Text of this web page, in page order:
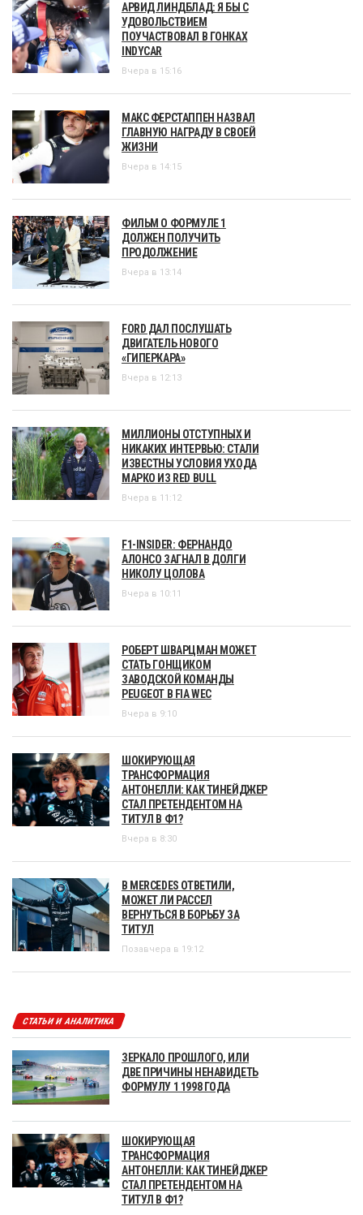
АРВИД ЛИНДБЛАД: Я БЫ С
УДОВОЛЬСТВИЕМ
ПОУЧАСТВОВАЛ В ГОНКАХ
INDYCAR
Вчера в 15:16
МАКС ФЕРСТАППЕН НАЗВАЛ
ГЛАВНУЮ НАГРАДУ В СВОЕЙ
ЖИЗНИ
Вчера в 14:15
ФИЛЬМ О ФОРМУЛЕ 1
ДОЛЖЕН ПОЛУЧИТЬ
ПРОДОЛЖЕНИЕ
Вчера в 13:14
FORD ДАЛ ПОСЛУШАТЬ
ДВИГАТЕЛЬ НОВОГО
«ГИПЕРКАРА»
Вчера в 12:13
МИЛЛИОНЫ ОТСТУПНЫХ И
НИКАКИХ ИНТЕРВЬЮ: СТАЛИ
ИЗВЕСТНЫ УСЛОВИЯ УХОДА
МАРКО ИЗ RED BULL
Вчера в 11:12
F1-INSIDER: ФЕРНАНДО
АЛОНСО ЗАГНАЛ В ДОЛГИ
НИКОЛУ ЦОЛОВА
Вчера в 10:11
РОБЕРТ ШВАРЦМАН МОЖЕТ
СТАТЬ ГОНЩИКОМ
ЗАВОДСКОЙ КОМАНДЫ
PEUGEOT В FIA WEC
Вчера в 9:10
ШОКИРУЮЩАЯ
ТРАНСФОРМАЦИЯ
АНТОНЕЛЛИ: КАК ТИНЕЙДЖЕР
СТАЛ ПРЕТЕНДЕНТОМ НА
ТИТУЛ В Ф1?
Вчера в 8:30
В MERCEDES ОТВЕТИЛИ,
МОЖЕТ ЛИ РАССЕЛ
ВЕРНУТЬСЯ В БОРЬБУ ЗА
ТИТУЛ
Позавчера в 19:12
СТАТЬИ И АНАЛИТИКА
ЗЕРКАЛО ПРОШЛОГО, ИЛИ
ДВЕ ПРИЧИНЫ НЕНАВИДЕТЬ
ФОРМУЛУ 1 1998 ГОДА
ШОКИРУЮЩАЯ
ТРАНСФОРМАЦИЯ
АНТОНЕЛЛИ: КАК ТИНЕЙДЖЕР
СТАЛ ПРЕТЕНДЕНТОМ НА
ТИТУЛ В Ф1?